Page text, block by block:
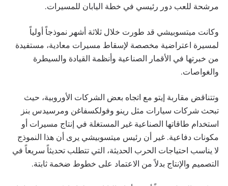
مرشحة للعب دور رئيسي في خطة اليابان للمسيرات.
وكانت ميتسوبيشي قد طورت خلال ثلاثة أشهر نموذجاً أولياً
لمسيرة اعتراضية مخصصة لإسقاط مسيرات معادية، مستفيدة
من خبرتها في الأقمار الصناعية وأنظمة القيادة والسيطرة
والغواصات.
وتتناقض مقاربة إيتو مع اتجاه بعض الشركات الأوروبية، حيث
تبحث شركات سيارات مثل رينو وفولكسفاغن ومرسيدس بنز
استخدام طاقاتها الصناعية غير المستغلة في إنتاج مسيرات أو
مكونات دفاعية. غير أن رئيس ميتسوبيشي يرى أن هذا النموذج
لا يناسب احتياجات الحرب الحديثة، التي تتطلب تحديثاً سريعاً في
التصميم والإنتاج بدلاً من الاعتماد على خطوط ضخمة ثابتة.